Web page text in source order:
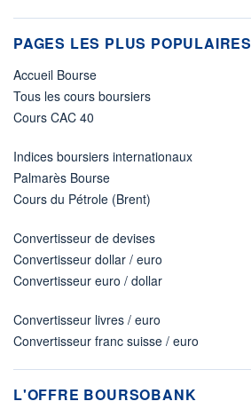
PAGES LES PLUS POPULAIRES
Accueil Bourse
Tous les cours boursiers
Cours CAC 40
Indices boursiers internationaux
Palmarès Bourse
Cours du Pétrole (Brent)
Convertisseur de devises
Convertisseur dollar / euro
Convertisseur euro / dollar
Convertisseur livres / euro
Convertisseur franc suisse / euro
L'OFFRE BOURSOBANK